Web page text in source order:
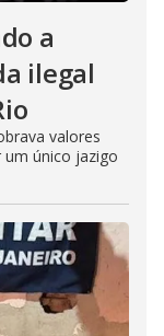
a
ilegal
valores
um único jazigo